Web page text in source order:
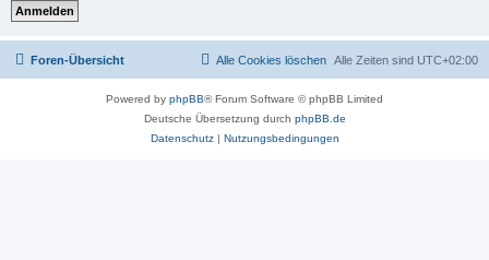
Foren-Übersicht Alle Zeiten sind UTC+02:00
Alle Cookies löschen
Powered by phpBB® Forum Software © phpBB Limited
Deutsche Übersetzung durch phpBB.de
Datenschutz| Nutzungsbedingungen